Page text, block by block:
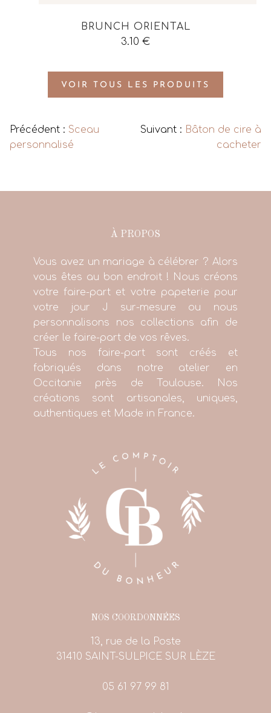
BRUNCH ORIENTAL
3.10 €
VOIR TOUS LES PRODUITS
Précédent : Sceau
personnalisé
Suivant : Bâton de cire à
cacheter
À PROPOS
Vous avez un mariage à célébrer ? Alors
vous êtes au bon endroit ! Nous créons
votre faire-part et votre papeterie pour
votre jour J sur-mesure ou nous
personnalisons nos collections afin de
créer le faire-part de vos rêves.
Tous nos faire-part sont créés et
fabriqués dans notre atelier en
Occitanie près de Toulouse. Nos
créations sont artisanales, uniques,
authentiques et Made in France.
NOS COORDONNÉES
13, rue de la Poste
31410 SAINT-SULPICE SUR LÈZE
05 61 97 99 81